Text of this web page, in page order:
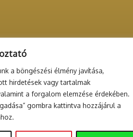
a böngészési élmény javítása,
hirdetések vagy tartalmak
a forgalom elemzése érdekében.
gombra kattintva hozzájárul a
Kft.
Péter u. 9. 2. +3620